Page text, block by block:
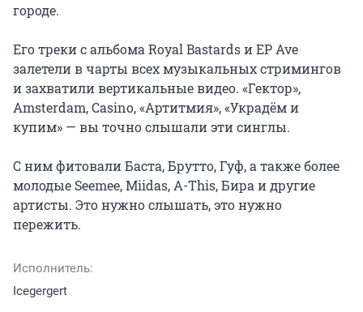
городе.
Его треки с альбома Royal Bastards и EP Ave
залетели в чарты всех музыкальных стримингов
и захватили вертикальные видео. «Гектор»,
Amsterdam, Casino, «Артитмия», «Украдём и
купим» — вы точно слышали эти синглы.
С ним фитовали Баста, Брутто, Гуф, а также более
молодые Seemee, Miidas, A-This, Бира и другие
артисты. Это нужно слышать, это нужно
пережить.
Исполнитель:
Icegergert